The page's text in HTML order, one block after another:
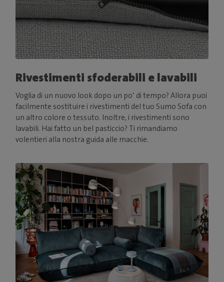
Rivestimenti sfoderabili e lavabili
Voglia di un nuovo look dopo un po’ di tempo? Allora puoi
facilmente sostituire i rivestimenti del tuo Sumo Sofa con
un altro colore o tessuto. Inoltre, i rivestimenti sono
lavabili. Hai fatto un bel pasticcio? Ti rimandiamo
volentieri alla nostra guida alle macchie.